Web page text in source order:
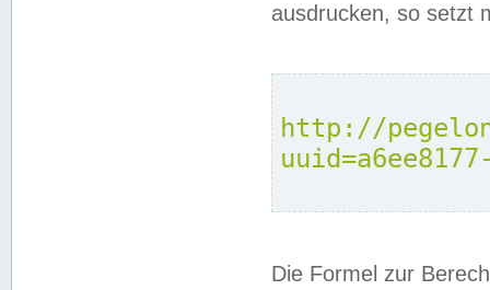
ausdrucken, so setzt
http://
Die Formel zur